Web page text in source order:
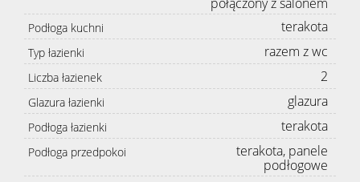
Podłoga kuchni terakota
Typ łazienki razem z wc
Liczba łazienek 2
Glazura łazienki glazura
Podłoga łazienki terakota
Podłoga przedpokoi
terakota, panele
podłogowe